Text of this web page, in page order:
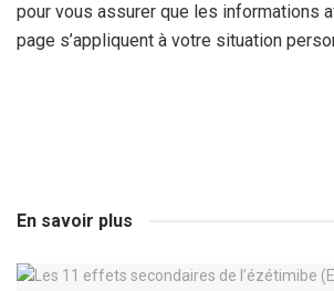
pour vous assurer que les informations
page s’appliquent à votre situation
En savoir plus